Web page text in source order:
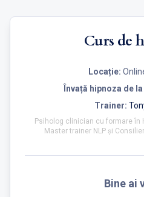
Curs de
Locație:
Învață hipnoza de
Trainer:
Psiholog clinician cu formare în
Master trainer NLP și
Bine ai